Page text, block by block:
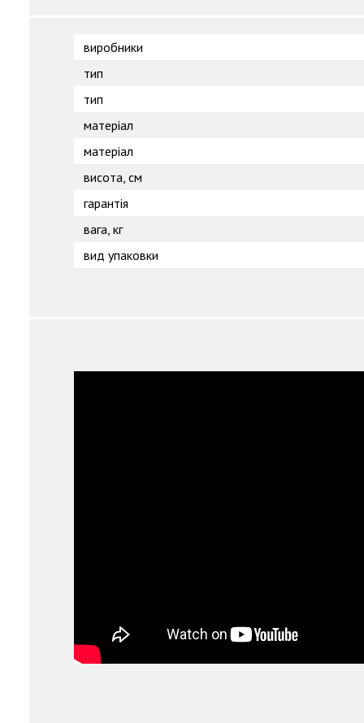
виробники
тип
тип
матеріал
матеріал
висота, см
гарантія
вага, кг
вид упаковки